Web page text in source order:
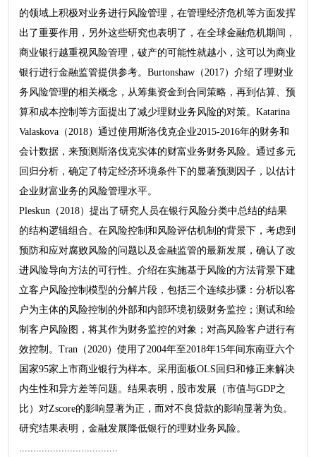
的领域上积极对业务进行风险管理，在管理经济危机等方面发挥
出了重要作用，另外这些研究也表明了，在全球金融危机期间，
商业银行越重视风险管理，破产的可能性就越小，这可以为商业
银行进行金融监管提供参考。Burtonshaw（2017）介绍了理财业
务风险管理的相关概念，从筹集资金到合同策略，再到估算、预
算和成本控制等方面提出了减少理财业务风险的对策。Katarina
Valaskova（2018）通过使用斯洛伐克企业2015-2016年的财务和
会计数据，来预测斯洛伐克实体的财富业务财务风险。通过多元
回归分析，确定了特定经济环境条件下的显著预测因子，以估计
企业财富业务的风险管理水平。
Pleskun（2018）提出了研究人员在银行风险分类中总结的结果
的结构逻辑组合。在风险控制和风险评估机制的背景下，考虑到
预防和应对腐败风险的问题以及金融监管的最新发展，确认了改
进风险导向方法的可行性。介绍在实施基于风险的方法背景下建
立客户风险控制模型的分解片段，包括三个连续步骤：分析以客
户为主体的风险控制的外部和内部环境初级财务监控；测试和绘
制客户风险图，将其作为财务监控的对象；对高风险客户进行有
效控制。Tran（2020）使用了2004年至2018年15年间东南亚六个
国家95家上市商业银行为样本。采用面板OLS回归和修正来解决
内生性和异方差等问题。结果表明，股市发展（市值与GDP之
比）对Zscore的影响显著为正，而对不良贷款的影响显著为负。
研究结果表明，金融发展降低银行的理财业务风险。
...................................